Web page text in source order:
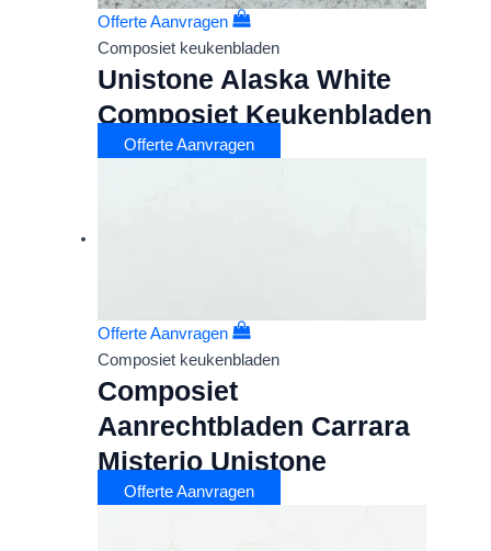
Offerte Aanvragen
Composiet keukenbladen
Unistone Alaska White
Composiet Keukenbladen
Offerte Aanvragen
Offerte Aanvragen
Composiet keukenbladen
Composiet
Aanrechtbladen Carrara
Misterio Unistone
Offerte Aanvragen